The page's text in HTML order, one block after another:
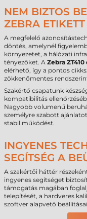
NEM BIZTOS
ZEBRA
A megfelelő
döntés, amelynél
környezetet, a hálózati
tényezőket. A Zebra
elérhető, így a pontos
zökkenőmentes
Szakértő csapatunk
kompatibilitás
Nagyobb volumenű
személyre szabott
stabil működést.
INGYENES
SEGÍTSÉG A
A szakértői háttér
ingyenes segítséget
támogatás magában
telepítését, a hardveres
szoftver alapvető